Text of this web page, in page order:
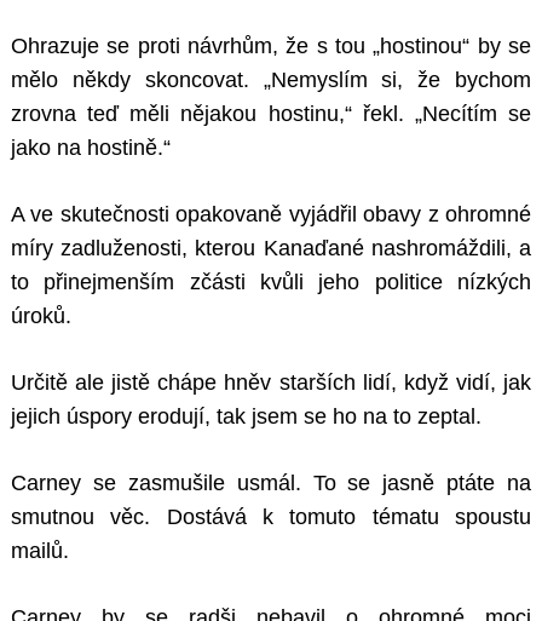
Ohrazuje se proti návrhům, že s tou „hostinou“ by se
mělo někdy skoncovat. „Nemyslím si, že bychom
zrovna teď měli nějakou hostinu,“ řekl. „Necítím se
jako na hostině.“
A ve skutečnosti opakovaně vyjádřil obavy z ohromné
míry zadluženosti, kterou Kanaďané nashromáždili, a
to přinejmenším zčásti kvůli jeho politice nízkých
úroků.
Určitě ale jistě chápe hněv starších lidí, když vidí, jak
jejich úspory erodují, tak jsem se ho na to zeptal.
Carney se zasmušile usmál. To se jasně ptáte na
smutnou věc. Dostává k tomuto tématu spoustu
mailů.